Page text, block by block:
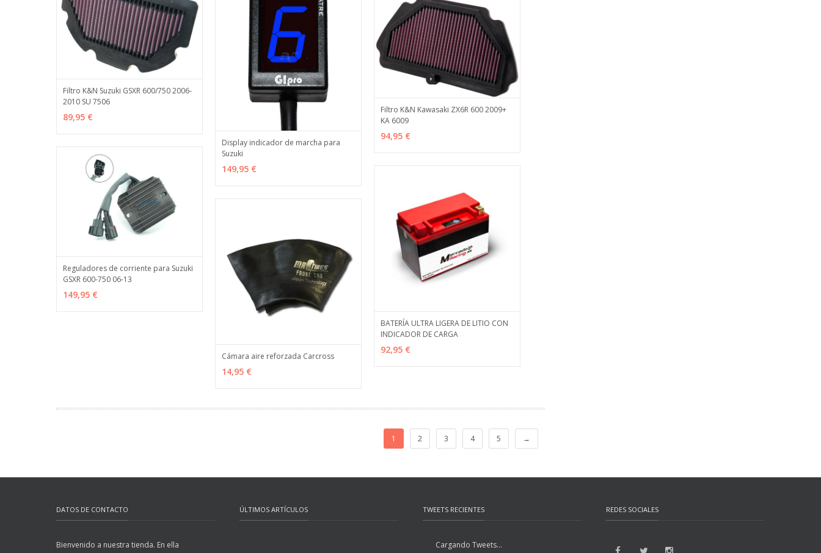
AÑADIR
Filtro K&N Suzuki GSXR 600/750 2006-
2010 SU 7506
89,95 €
AÑADIR
Display indicador de marcha para
Suzuki
149,95 €
AÑADIR
Filtro K&N Kawasaki ZX6R 600 2009+
KA 6009
94,95 €
AÑADIR
Reguladores de corriente para Suzuki
GSXR 600-750 06-13
149,95 €
VER OPCIONES
BATERÍA ULTRA LIGERA DE LITIO CON
INDICADOR DE CARGA
92,95 €
VER OPCIONES
Cámara aire reforzada Carcross
14,95 €
1 2 3 4 5 →
DATOS DE CONTACTO
Bienvenido a nuestra tienda. En ella
ÚLTIMOS ARTÍCULOS TWEETS RECIENTES
Cargando Tweets...
REDES SOCIALES